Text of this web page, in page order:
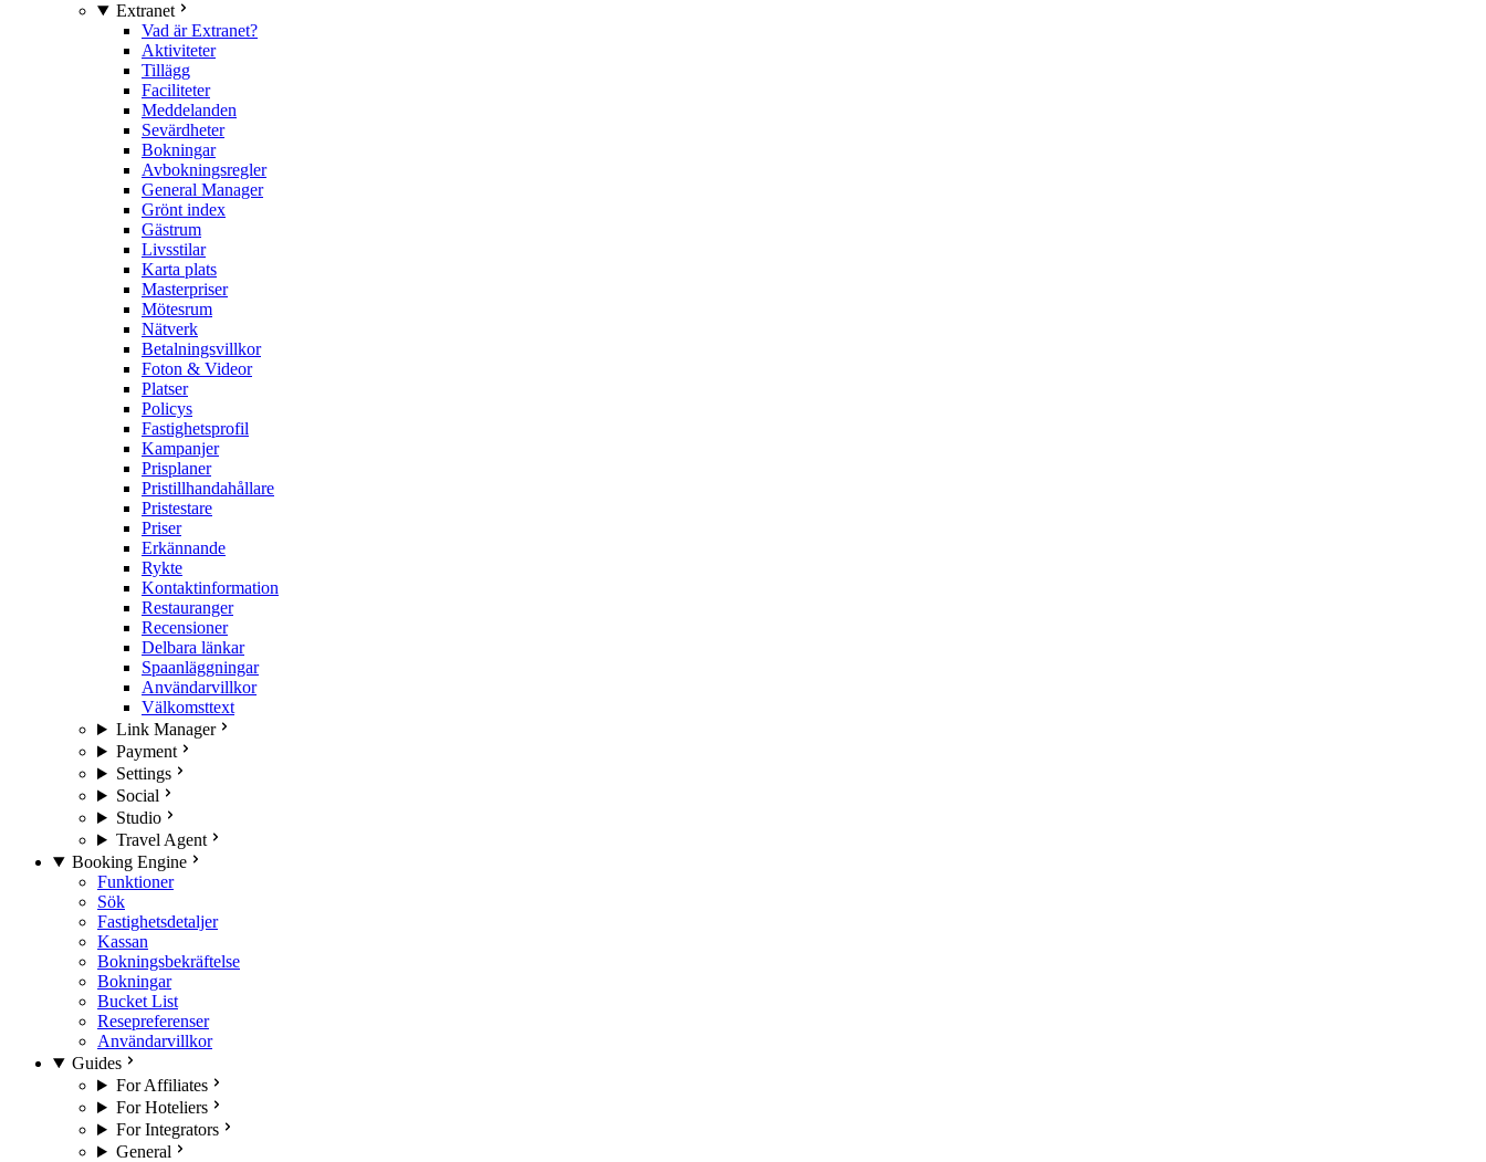
Extranet
Vad är Extranet?
Aktiviteter
Tillägg
Faciliteter
Meddelanden
Sevärdheter
Bokningar
Avbokningsregler
General Manager
Grönt index
Gästrum
Livsstilar
Karta plats
Masterpriser
Mötesrum
Nätverk
Betalningsvillkor
Foton & Videor
Platser
Policys
Fastighetsprofil
Kampanjer
Prisplaner
Pristillhandahållare
Pristestare
Priser
Erkännande
Rykte
Kontaktinformation
Restauranger
Recensioner
Delbara länkar
Spaanläggningar
Användarvillkor
Välkomsttext
Link Manager
Payment
Settings
Social
Studio
Travel Agent
Booking Engine
Funktioner
Sök
Fastighetsdetaljer
Kassan
Bokningsbekräftelse
Bokningar
Bucket List
Resepreferenser
Användarvillkor
Guides
For Affiliates
For Hoteliers
For Integrators
General